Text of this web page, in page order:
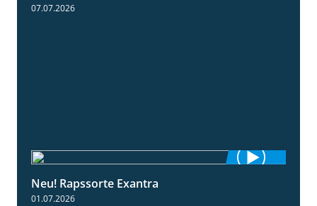
07.07.2026
Neu! Rapssorte Exantra
01.07.2026